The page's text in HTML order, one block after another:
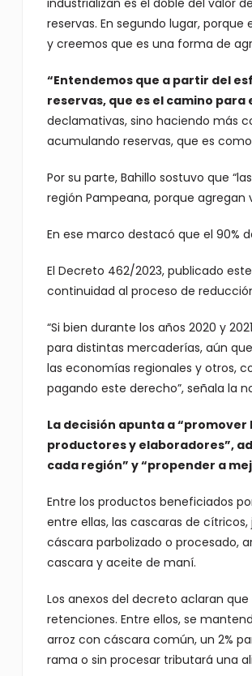
industrializan es el doble del valor
reservas. En segundo lugar,
y creemos que es una forma de
“Entendemos que a partir del
reservas, que es el camino
declamativas, sino haciendo más
acumulando reservas, que es
Por su parte, Bahillo sostuvo que
región Pampeana, porque agregan
En ese marco destacó que el 90%
El Decreto 462/2023, publicado
continuidad al proceso de
“Si bien durante los años 2020 y
para distintas mercaderías, aún
las economías regionales y otros,
pagando este derecho”, señala la
La decisión apunta a
productores y elaboradores”,
cada región” y “propender a
Entre los productos beneficiados
entre ellas, las cascaras de
cáscara parbolizado o procesado,
cascara y aceite de maní.
Los anexos del decreto aclaran
retenciones. Entre ellos, se
arroz con cáscara común, un 2%
rama o sin procesar tributará una